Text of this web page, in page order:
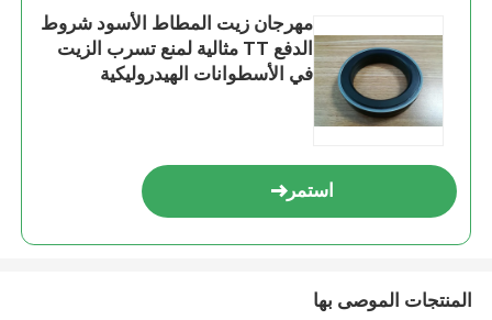
مهرجان زيت المطاط الأسود شروط
الدفع TT مثالية لمنع تسرب الزيت
في الأسطوانات الهيدروليكية
استمر
المنتجات الموصى بها